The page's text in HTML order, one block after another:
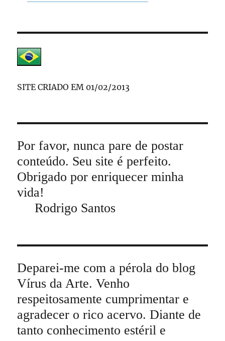
SITE CRIADO EM 01/02/2013
Por favor, nunca pare de postar
conteúdo. Seu site é perfeito.
Obrigado por enriquecer minha
vida!
Rodrigo Santos
Deparei-me com a pérola do blog
Vírus da Arte. Venho
respeitosamente cumprimentar e
agradecer o rico acervo. Diante de
tanto conhecimento estéril e